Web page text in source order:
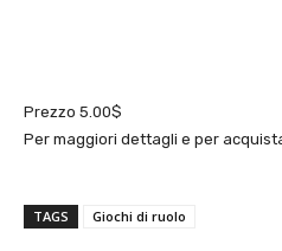
Prezzo 5.00$
Per maggiori dettagli e per
TAGS Giochi di ruolo